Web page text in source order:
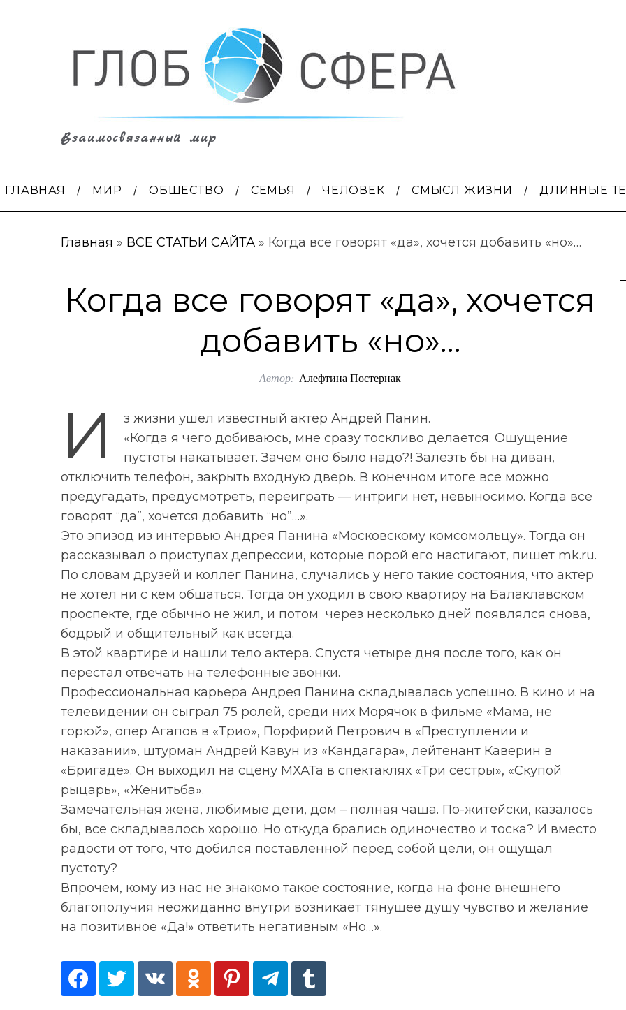
Взаимосвязанный мир
ГЛАВНАЯ МИР ОБЩЕСТВО СЕМЬЯ ЧЕЛОВЕК СМЫСЛ ЖИЗНИ ДЛИННЫЕ
Главная » ВСЕ СТАТЬИ САЙТА » Когда все говорят «да», хочется добавить «но»…
Когда все говорят «да», хочется
добавить «но»…
Автор: Алефтина Постернак
И
з жизни ушел известный актер Андрей Панин.
«Когда я чего добиваюсь, мне сразу тоскливо делается. Ощущение
пустоты накатывает. Зачем оно было надо?! Залезть бы на диван,
отключить телефон, закрыть входную дверь. В конечном итоге все можно
предугадать, предусмотреть, переиграть — интриги нет, невыносимо. Когда все
говорят “да”, хочется добавить “но”…».
Это эпизод из интервью Андрея Панина «Московскому комсомольцу». Тогда он
рассказывал о приступах депрессии, которые порой его настигают, пишет mk.ru.
По словам друзей и коллег Панина, случались у него такие состояния, что актер
не хотел ни с кем общаться. Тогда он уходил в свою квартиру на Балаклавском
проспекте, где обычно не жил, и потом через несколько дней появлялся снова,
бодрый и общительный как всегда.
В этой квартире и нашли тело актера. Спустя четыре дня после того, как он
перестал отвечать на телефонные звонки.
Профессиональная карьера Андрея Панина складывалась успешно. В кино и на
телевидении он сыграл 75 ролей, среди них Морячок в фильме «Мама, не
горюй», опер Агапов в «Трио», Порфирий Петрович в «Преступлении и
наказании», штурман Андрей Кавун из «Кандагара», лейтенант Каверин в
«Бригаде». Он выходил на сцену МХАТа в спектаклях «Три сестры», «Скупой
рыцарь», «Женитьба».
Замечательная жена, любимые дети, дом – полная чаша. По-житейски, казалось
бы, все складывалось хорошо. Но откуда брались одиночество и тоска? И вместо
радости от того, что добился поставленной перед собой цели, он ощущал
пустоту?
Впрочем, кому из нас не знакомо такое состояние, когда на фоне внешнего
благополучия неожиданно внутри возникает тянущее душу чувство и желание
на позитивное «Да!» ответить негативным «Но…».